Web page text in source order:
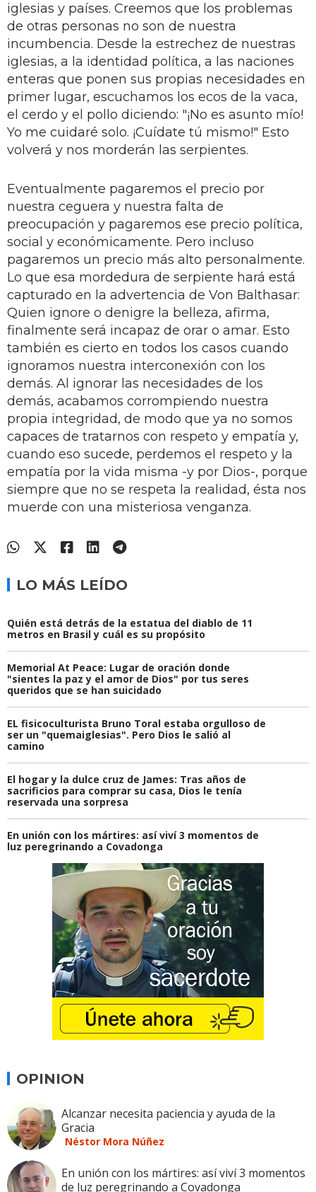
iglesias y países. Creemos que los problemas
de otras personas no son de nuestra
incumbencia. Desde la estrechez de nuestras
iglesias, a la identidad política, a las naciones
enteras que ponen sus propias necesidades en
primer lugar, escuchamos los ecos de la vaca,
el cerdo y el pollo diciendo: "¡No es asunto mío!
Yo me cuidaré solo. ¡Cuídate tú mismo!" Esto
volverá y nos morderán las serpientes.
Eventualmente pagaremos el precio por
nuestra ceguera y nuestra falta de
preocupación y pagaremos ese precio política,
social y económicamente. Pero incluso
pagaremos un precio más alto personalmente.
Lo que esa mordedura de serpiente hará está
capturado en la advertencia de Von Balthasar:
Quien ignore o denigre la belleza, afirma,
finalmente será incapaz de orar o amar. Esto
también es cierto en todos los casos cuando
ignoramos nuestra interconexión con los
demás. Al ignorar las necesidades de los
demás, acabamos corrompiendo nuestra
propia integridad, de modo que ya no somos
capaces de tratarnos con respeto y empatía y,
cuando eso sucede, perdemos el respeto y la
empatía por la vida misma -y por Dios-, porque
siempre que no se respeta la realidad, ésta nos
muerde con una misteriosa venganza.
LO MÁS LEÍDO
Quién está detrás de la estatua del diablo de 11
metros en Brasil y cuál es su propósito
Memorial At Peace: Lugar de oración donde
"sientes la paz y el amor de Dios" por tus seres
queridos que se han suicidado
EL fisicoculturista Bruno Toral estaba orgulloso de
ser un "quemaiglesias". Pero Dios le salió al
camino
El hogar y la dulce cruz de James: Tras años de
sacrificios para comprar su casa, Dios le tenía
reservada una sorpresa
En unión con los mártires: así viví 3 momentos de
luz peregrinando a Covadonga
OPINION
Alcanzar necesita paciencia y ayuda de la
Gracia
Néstor Mora Núñez
En unión con los mártires: así viví 3 momentos
de luz peregrinando a Covadonga